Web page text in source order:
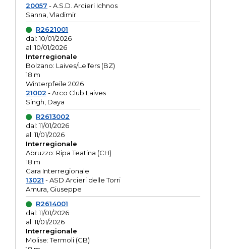
20057 - A.S.D. Arcieri Ichnos
Sanna, Vladimir
R2621001
dal: 10/01/2026
al: 10/01/2026
Interregionale
Bolzano: Laives/Leifers (BZ)
18 m
Winterpfeile 2026
21002 - Arco Club Laives
Singh, Daya
R2613002
dal: 11/01/2026
al: 11/01/2026
Interregionale
Abruzzo: Ripa Teatina (CH)
18 m
Gara Interregionale
13021 - ASD Arcieri delle Torri
Amura, Giuseppe
R2614001
dal: 11/01/2026
al: 11/01/2026
Interregionale
Molise: Termoli (CB)